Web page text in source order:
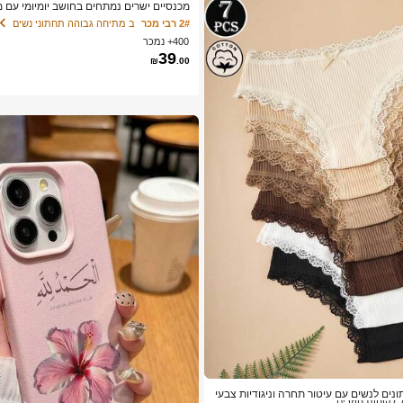
לנשים עם עיטור תחרה וניגודיות צבעי
לקוחות חוזרים
מכנסיים ישרים נמתחים בחושב יומיומי
אחיד שחור, מהעבודה לסוף השבוע
2# רבי מכר
ב מתיחה גבוהה תחתוני נשים
400+ נמכר
₪39.00